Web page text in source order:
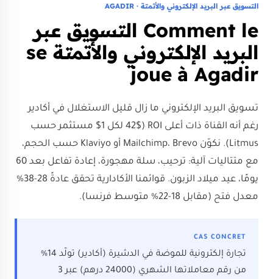
التسويق عبر البريد الإلكتروني والأتمتة · AGADIR
Comment le التسويق عبر
البريد الإلكتروني والأتمتة se
joue à Agadir
تسويق البريد الإلكتروني ما زال قليل الاستغلال في أكادير
رغم أنه القناة ذات أعلى ROI (42$ لكل 1$ مستثمر حسب
Litmus). نكوّن Mailchimp، Brevo أو Klaviyo حسب الحجم،
مع متتاليات آلية: ترحيب، سلة مهجورة، إعادة تفاعل بعد 60
يومًا، عيد ميلاد الزبون. قوائمنا الأكادارية تحقق عادةً 28-38%
معدل فتح (مقابل 18-22% متوسط فرنسا).
CAS CONCRET
تجارة إلكترونية للموضة في الدشيرة (أكادير) تولّد 14%
من رقم معاملاتها الشهري (24000 درهم) عبر 3